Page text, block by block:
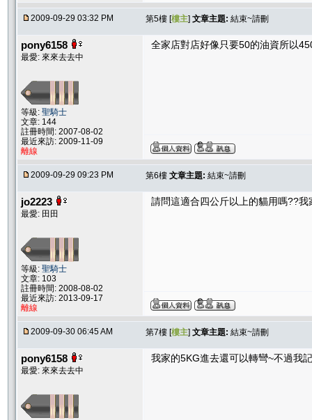
2009-09-29 03:32 PM 第5樓 [樓主] 文章主題: 結束~請刪
pony6158
最愛: 來來去去中
等級: 聖騎士
文章: 144
註冊時間: 2007-08-02
最近來訪: 2009-11-09
離線
全家店對店好像只要50的油資所以
2009-09-29 09:23 PM 第6樓 文章主題: 結束~請刪
jo2223
最愛: 田田
等級: 聖騎士
文章: 103
註冊時間: 2008-08-02
最近來訪: 2013-09-17
離線
請問這適合四公斤以上的貓用嗎??
2009-09-30 06:45 AM 第7樓 [樓主] 文章主題: 結束~請刪
pony6158
最愛: 來來去去中
我家的5KG進去還可以轉彎~不過我